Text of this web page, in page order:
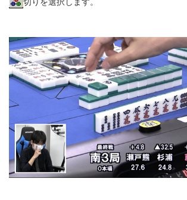
切りを選択します。